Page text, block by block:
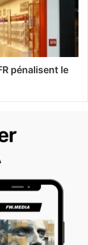
pénalisent le